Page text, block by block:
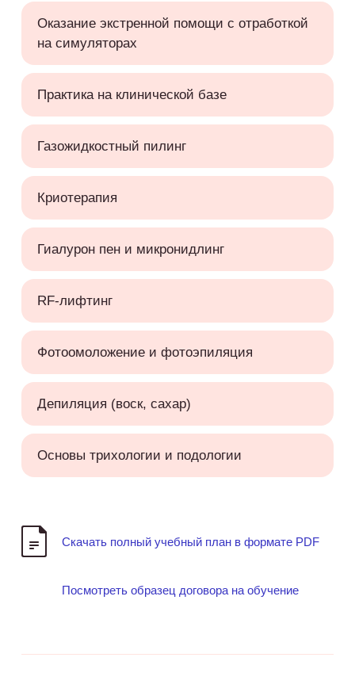
Оказание экстренной помощи с отработкой
на симуляторах
Практика на клинической базе
Газожидкостный пилинг
Криотерапия
Гиалурон пен и микронидлинг
RF-лифтинг
Фотоомоложение и фотоэпиляция
Депиляция (воск, сахар)
Основы трихологии и подологии
Скачать полный учебный план в формате PDF
Посмотреть образец договора на обучение